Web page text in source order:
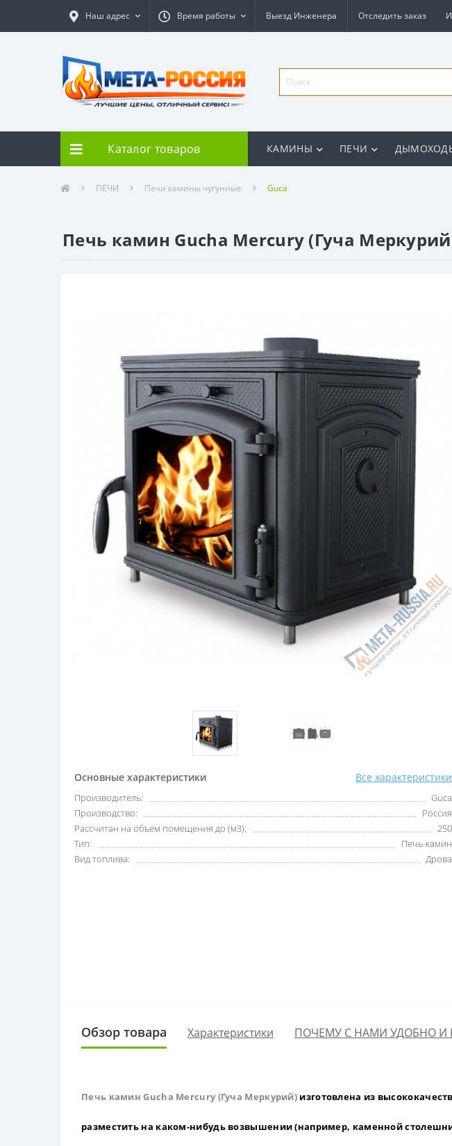
Наш адрес Время работы Выезд Инженера Отследить заказ
Каталог товаров КАМИНЫ ПЕЧИ
ПЕЧИ Печи камины чугунные Guca
Печь камин Gucha Mercury (Гуча
Основные характеристики Все характеристики
Производитель:
Guca
Производство:
Россия
Рассчитан на объем помещения до (м3):
250
Тип:
Печь-камин
Вид топлива:
Дрова
Обзор товара Характеристики ПОЧЕМУ С НАМИ УДОБНО И
Печь камин Gucha Mercury (Гуча Меркурий) изготовлена из
разместить на каком-нибудь возвышении (например, каменной